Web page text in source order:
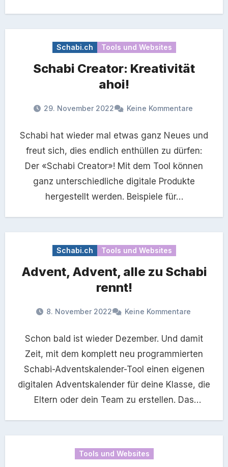
Schabi.ch Tools und Websites
Schabi Creator: Kreativität
ahoi!
29. November 2022 Keine Kommentare
Schabi hat wieder mal etwas ganz Neues und
freut sich, dies endlich enthüllen zu dürfen:
Der «Schabi Creator»! Mit dem Tool können
ganz unterschiedliche digitale Produkte
hergestellt werden. Beispiele für…
Schabi.ch Tools und Websites
Advent, Advent, alle zu Schabi
rennt!
8. November 2022 Keine Kommentare
Schon bald ist wieder Dezember. Und damit
Zeit, mit dem komplett neu programmierten
Schabi-Adventskalender-Tool einen eigenen
digitalen Adventskalender für deine Klasse, die
Eltern oder dein Team zu erstellen. Das
Tools und Websites